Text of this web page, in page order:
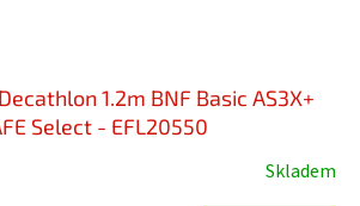
1.2m BNF Basic AS3X+
Select - EFL20550
Skladem